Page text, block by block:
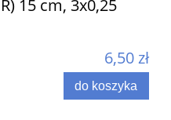
15 cm, 3x0,25
6,50 zł
do koszyka